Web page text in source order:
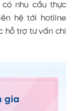
nhu cầu thực
hệ tới hotline
hỗ trợ tư vấn chi
gia